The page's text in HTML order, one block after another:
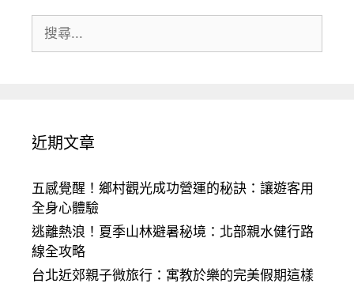
尋:
近期文章
五感覺醒！鄉村觀光成功營運的秘訣：讓遊客用
全身心體驗
逃離熱浪！夏季山林避暑秘境：北部親水健行路
線全攻略
台北近郊親子微旅行：寓教於樂的完美假期這樣